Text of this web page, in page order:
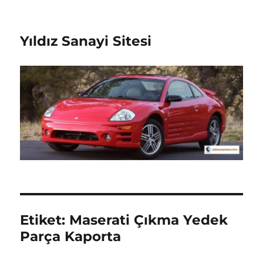
Yıldız Sanayi Sitesi
Etiket: Maserati Çıkma Yedek
Parça Kaporta